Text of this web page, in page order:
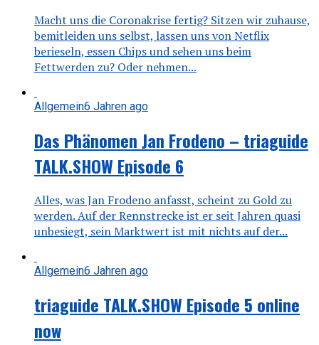
Macht uns die Coronakrise fertig? Sitzen wir zuhause,
bemitleiden uns selbst, lassen uns von Netflix
berieseln, essen Chips und sehen uns beim
Fettwerden zu? Oder nehmen...
Allgemein6 Jahren ago
Das Phänomen Jan Frodeno – triaguide
TALK.SHOW Episode 6
Alles, was Jan Frodeno anfasst, scheint zu Gold zu
werden. Auf der Rennstrecke ist er seit Jahren quasi
unbesiegt, sein Marktwert ist mit nichts auf der...
Allgemein6 Jahren ago
triaguide TALK.SHOW Episode 5 online
now